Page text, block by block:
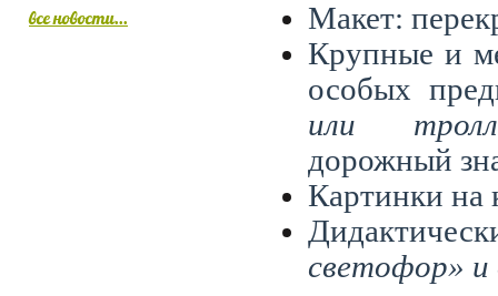
Макет:
Крупные и
особых
или
дорожный
Картинки на
светофор» и
все новости...